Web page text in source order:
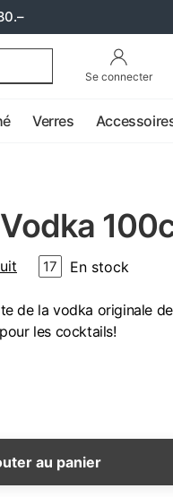
Se connecter
Verres
17 En stock
de la vodka originale
les cocktails!
au panier